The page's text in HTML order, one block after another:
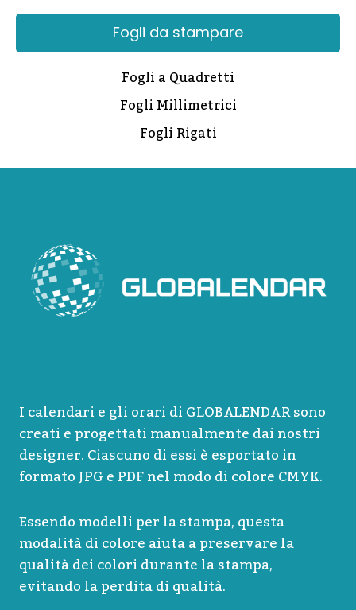
Fogli da stampare
Fogli a Quadretti
Fogli Millimetrici
Fogli Rigati
I calendari e gli orari di GLOBALENDAR sono
creati e progettati manualmente dai nostri
designer. Ciascuno di essi è esportato in
formato JPG e PDF nel modo di colore CMYK.
Essendo modelli per la stampa, questa
modalità di colore aiuta a preservare la
qualità dei colori durante la stampa,
evitando la perdita di qualità.